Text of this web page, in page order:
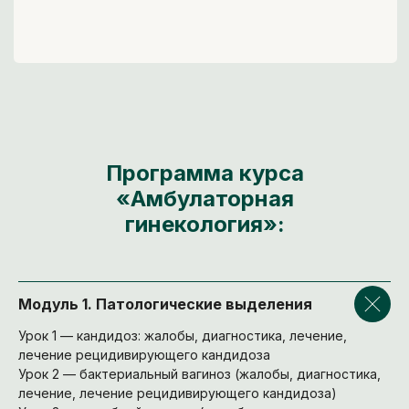
Программа курса
«Амбулаторная
гинекология»:
Модуль 1. Патологические выделения
Урок 1 — кандидоз: жалобы, диагностика, лечение,
лечение рецидивирующего кандидоза
Урок 2 — бактериальный вагиноз (жалобы, диагностика,
лечение, лечение рецидивирующего кандидоза)